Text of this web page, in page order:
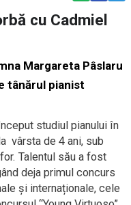
cu Cadmiel
Margareta Pâslaru
tânărul pianist
studiul pianului în
vârsta de 4 ani, sub
Talentul său a fost
deja primul concurs
și internaționale, cele